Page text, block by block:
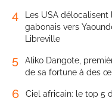
4
Les USA
gabonais vers
Libreville
5
Aliko Dangote,
de sa fortune à des
6
Ciel africain: le top 5